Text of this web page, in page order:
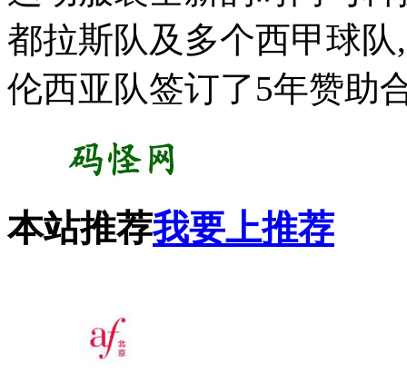
都拉斯队及多个西甲球
伦西亚队签订了5年赞助
本站推荐我要上推荐